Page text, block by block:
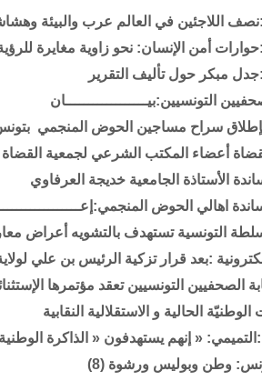
اللاجئين في العالم عرب والبيئة
أمن الإنسان: نحو زاوية مغايرة
مبكر حول تأليف التقرير
التونسيين:بيــــــــــــــــــان
سراح مساجين الحوض المنجمي
أعضاء المكتب الشرعي لجمعية القضاة
الأستاذة الجامعية خديجة العرفاوي
اهالي الحوض
التونسية تستهدف بالتشويه أعراض
:بعد قرار تزكية الرئيس بن علي
الصحفيين التونسيين تعقد مؤتمرها
الحالية و الاستقلالية النقابية
« إنهم يستهدفون « الذاكرة
وطن وبوليس ورشوة (8)